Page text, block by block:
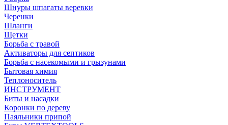
Шнуры шпагаты веревки
Черенки
Шланги
Щетки
Борьба с травой
Активаторы для септиков
Борьба с насекомыми и грызунами
Бытовая химия
Теплоноситель
ИНСТРУМЕНТ
Биты и насадки
Коронки по дереву
Паяльники припой